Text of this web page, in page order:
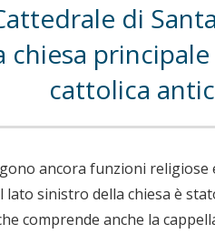
di
chiesa
cattolica
ancora funzioni
lato sinistro della chiesa è
comprende anche la